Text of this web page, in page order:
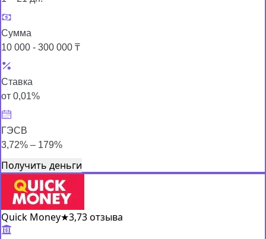
Сумма
10 000 - 300 000 ₸
Ставка
от 0,01%
ГЭСВ
3,72% – 179%
Получить деньги
Quick Money★3,73 отзыва